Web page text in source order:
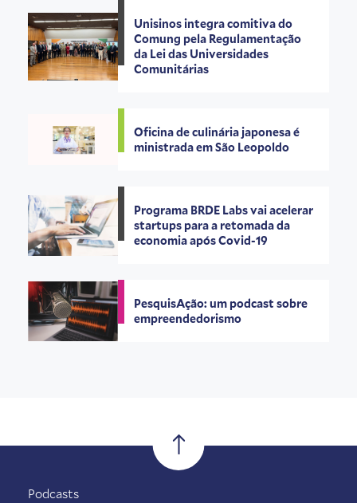
Unisinos integra comitiva do
Comung pela Regulamentação
da Lei das Universidades
Comunitárias
Oficina de culinária japonesa é
ministrada em São Leopoldo
Programa BRDE Labs vai acelerar
startups para a retomada da
economia após Covid-19
PesquisAção: um podcast sobre
empreendedorismo
Podcasts